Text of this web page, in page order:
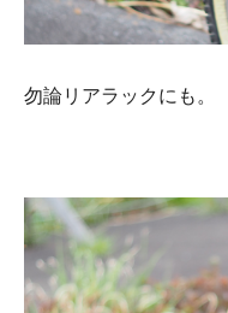
勿論リアラックにも。